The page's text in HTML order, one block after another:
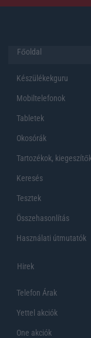
Főoldal
Készülékekguru
Mobiltelefonok
Tabletek
Okosórák
Tartozékok,
Keresés
Tesztek
Összehasonlítás
Használati útmutatók
Hirek
Telefon Árak
Yettel akciók
One akciók